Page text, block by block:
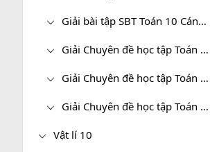
Giải bài tập SBT Toán 10 Cánh diều
Giải Chuyên đề học tập Toán 10 Kết nối tri thức
Giải Chuyên đề học tập Toán 10 Chân trời sáng tạo
Giải Chuyên đề học tập Toán 10 Cánh diều
Vật lí 10